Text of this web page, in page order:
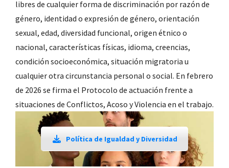
libres de cualquier forma de discriminación por razón de
género, identidad o expresión de género, orientación
sexual, edad, diversidad funcional, origen étnico o
nacional, características físicas, idioma, creencias,
condición socioeconómica, situación migratoria u
cualquier otra circunstancia personal o social. En febrero
de 2026 se firma el Protocolo de actuación frente a
situaciones de Conflictos, Acoso y Violencia en el trabajo.
Política de Igualdad y Diversidad